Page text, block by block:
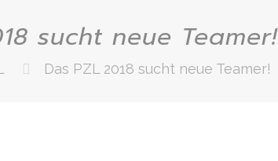
sucht neue Teamer!
Das PZL 2018 sucht neue Teamer!